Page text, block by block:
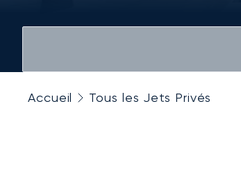
Accueil Tous les Jets Privés